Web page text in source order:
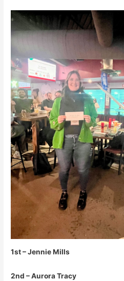
1st – Jennie Mills
2nd – Aurora Tracy